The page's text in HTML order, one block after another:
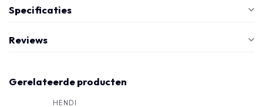
Specificaties
Reviews
Gerelateerde producten
HENDI